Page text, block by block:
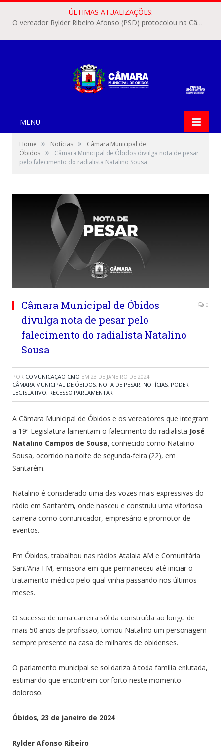
ÚLTIMAS ATUALIZAÇÕES:
O vereador Rylder Ribeiro Afonso (PSD) protocolou na Câmara Municipal de Óbidos o Requerimento nº 346/2026.
MENU
Home » Notícias »
Câmara Municipal de
Óbidos »
Câmara Municipal de Óbidos divulga nota de pesar
pelo falecimento do radialista Natalino Sousa
Câmara Municipal de Óbidos
divulga nota de pesar pelo
falecimento do radialista Natalino
Sousa
0
POR COMUNICAÇÃO CMO EM 23 DE JANEIRO DE 2024
CÂMARA MUNICIPAL DE ÓBIDOS, NOTA DE PESAR, NOTÍCIAS, PODER
LEGISLATIVO, RECESSO PARLAMENTAR
A Câmara Municipal de Óbidos e os vereadores que integram
a 19ª Legislatura lamentam o falecimento do radialista José
Natalino Campos de Sousa, conhecido como Natalino
Sousa, ocorrido na noite de segunda-feira (22), em
Santarém.
Natalino é considerado uma das vozes mais expressivas do
rádio em Santarém, onde nasceu e construiu uma vitoriosa
carreira como comunicador, empresário e promotor de
eventos.
Em Óbidos, trabalhou nas rádios Atalaia AM e Comunitária
Sant’Ana FM, emissora em que permaneceu até iniciar o
tratamento médico pelo qual vinha passando nos últimos
meses.
O sucesso de uma carreira sólida construída ao longo de
mais 50 anos de profissão, tornou Natalino um personagem
sempre presente na casa de milhares de obidenses.
O parlamento municipal se solidariza à toda família enlutada,
estimando que encontrem conforto neste momento
doloroso.
Óbidos, 23 de janeiro de 2024
Rylder Afonso Ribeiro